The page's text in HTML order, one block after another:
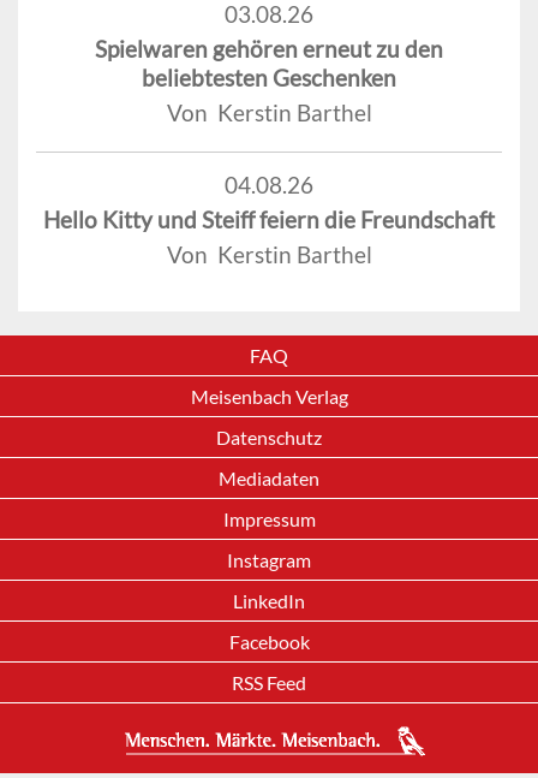
03.08.26
Spielwaren gehören erneut zu den
beliebtesten Geschenken
Von Kerstin Barthel
04.08.26
Hello Kitty und Steiff feiern die Freundschaft
Von Kerstin Barthel
FAQ
Meisenbach Verlag
Datenschutz
Mediadaten
Impressum
Instagram
LinkedIn
Facebook
RSS Feed